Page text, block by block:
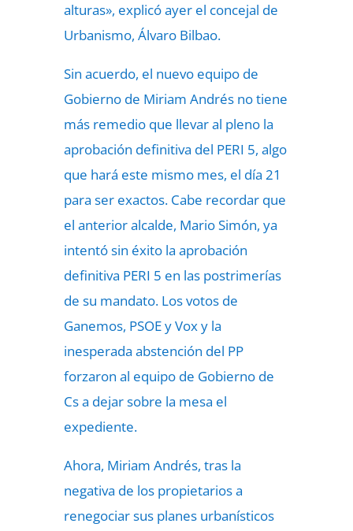
alturas», explicó ayer el concejal de
Urbanismo, Álvaro Bilbao.
Sin acuerdo, el nuevo equipo de
Gobierno de Miriam Andrés no tiene
más remedio que llevar al pleno la
aprobación definitiva del PERI 5, algo
que hará este mismo mes, el día 21
para ser exactos. Cabe recordar que
el anterior alcalde, Mario Simón, ya
intentó sin éxito la aprobación
definitiva PERI 5 en las postrimerías
de su mandato. Los votos de
Ganemos, PSOE y Vox y la
inesperada abstención del PP
forzaron al equipo de Gobierno de
Cs a dejar sobre la mesa el
expediente.
Ahora, Miriam Andrés, tras la
negativa de los propietarios a
renegociar sus planes urbanísticos